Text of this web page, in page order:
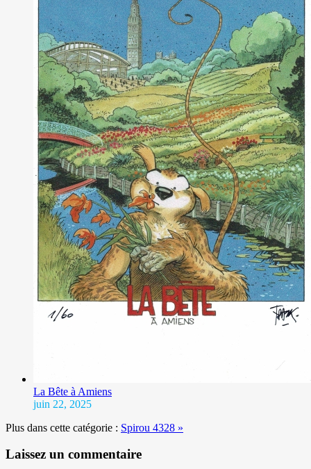
La Bête à Amiens
juin 22, 2025
Plus dans cette catégorie : Spirou 4328 »
Laissez un commentaire